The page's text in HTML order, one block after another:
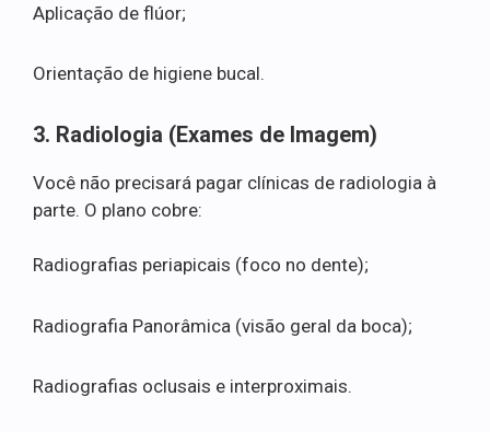
Aplicação de flúor;
Orientação de higiene bucal.
3. Radiologia (Exames de Imagem)
Você não precisará pagar clínicas de radiologia à
parte. O plano cobre:
Radiografias periapicais (foco no dente);
Radiografia Panorâmica (visão geral da boca);
Radiografias oclusais e interproximais.